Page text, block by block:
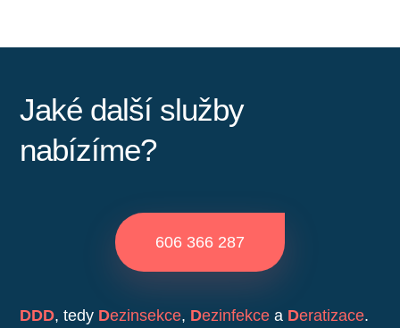
Jaké další služby
nabízíme?
606 366 287
DDD, tedy Dezinsekce, Dezinfekce a Deratizace.